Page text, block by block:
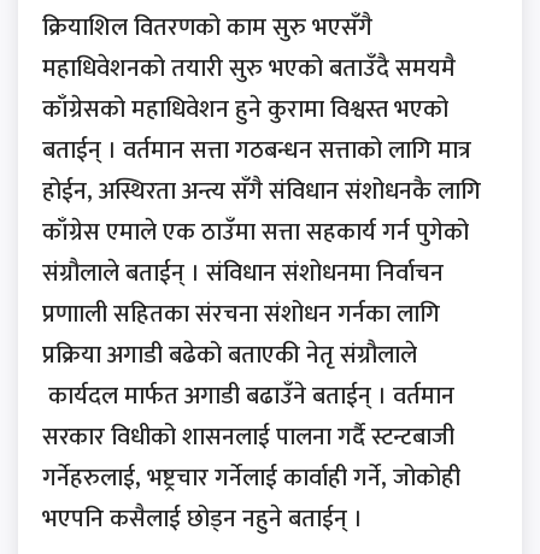
क्रियाशिल वितरणको काम सुरु भएसँगै
महाधिवेशनको तयारी सुरु भएको बताउँदै समयमै
काँग्रेसको महाधिवेशन हुने कुरामा विश्वस्त भएको
बताईन् । वर्तमान सत्ता गठबन्धन सत्ताको लागि मात्र
होईन, अस्थिरता अन्त्य सँगै संविधान संशोधनकै लागि
काँग्रेस एमाले एक ठाउँमा सत्ता सहकार्य गर्न पुगेको
संग्रौलाले बताईन् । संविधान संशोधनमा निर्वाचन
प्रणााली सहितका संरचना संशोधन गर्नका लागि
प्रक्रिया अगाडी बढेको बताएकी नेतृ संग्रौलाले
कार्यदल मार्फत अगाडी बढाउँने बताईन् । वर्तमान
सरकार विधीको शासनलाई पालना गर्दै स्टन्टबाजी
गर्नेहरुलाई, भष्ट्रचार गर्नेलाई कार्वाही गर्ने, जोकोही
भएपनि कसैलाई छोड्न नहुने बताईन् ।